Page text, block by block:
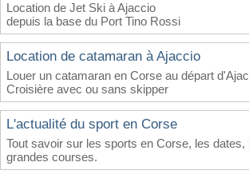
Location de Jet Ski à Ajaccio
depuis la base du Port Tino Rossi
Location de catamaran à Ajaccio
Louer un catamaran en Corse au départ
Croisière avec ou sans skipper
L'actualité du sport en Corse
Tout savoir sur les sports en Corse, les dates,
grandes courses.